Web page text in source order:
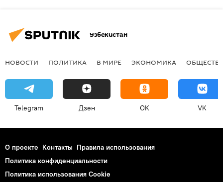
Узбекистан
НОВОСТИ ПОЛИТИКА В МИРЕ ЭКОНОМИКА
Telegram Дзен OK VK
О проекте Контакты Правила использования
Политика конфиденциальности
Политика использования Cookie